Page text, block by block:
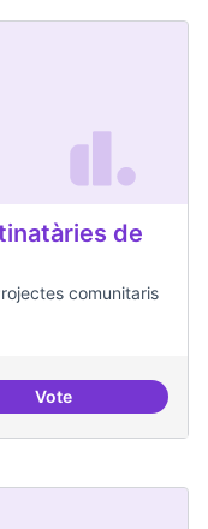
de
comunitaris
VoteTreball en xarxa